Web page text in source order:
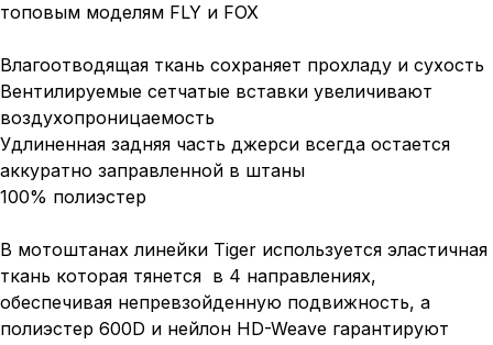
топовым моделям FLY и FOX
Влагоотводящая ткань сохраняет прохладу и сухость
Вентилируемые сетчатые вставки увеличивают
воздухопроницаемость
Удлиненная задняя часть джерси всегда остается
аккуратно заправленной в штаны
100% полиэстер
В мотоштанах линейки Tiger используется эластичная
ткань которая тянется в 4 направлениях,
обеспечивая непревзойденную подвижность, а
полиэстер 600D и нейлон HD-Weave гарантируют